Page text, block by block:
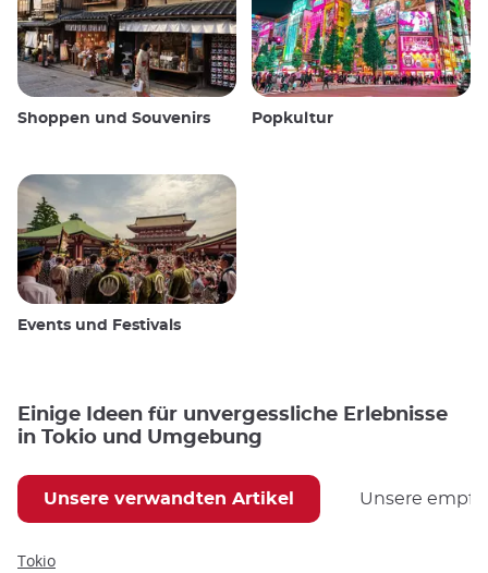
Shoppen und Souvenirs Popkultur
Events und Festivals
Einige Ideen für unvergessliche Erlebnisse
in Tokio und Umgebung
Unsere verwandten Artikel Unsere
Tokio